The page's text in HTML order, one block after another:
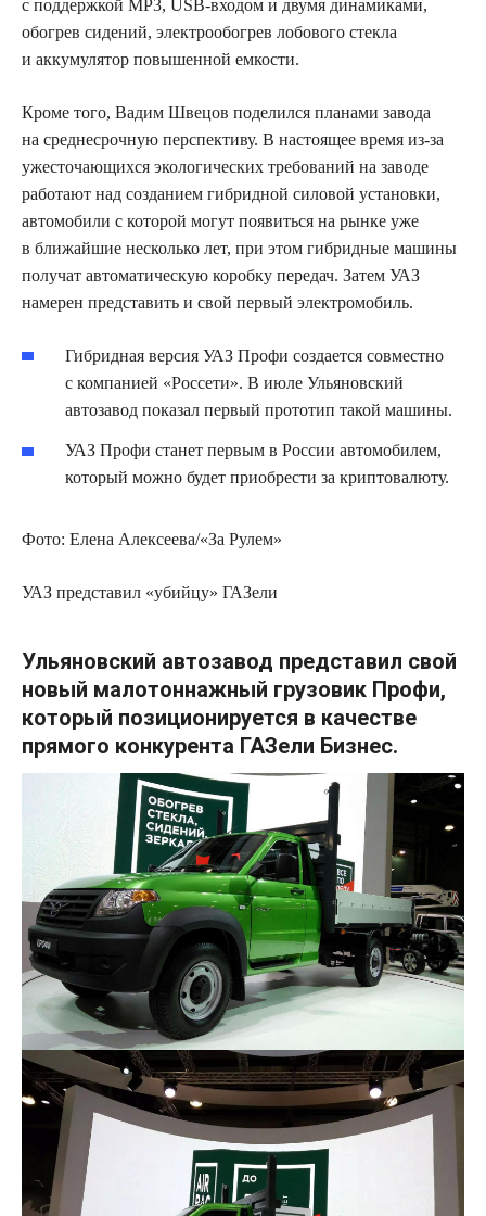
с поддержкой MP3, USB-входом и двумя динамиками,
обогрев сидений, электрообогрев лобового стекла
и аккумулятор повышенной емкости.
Кроме того, Вадим Швецов поделился планами завода
на среднесрочную перспективу. В настоящее время из-за
ужесточающихся экологических требований на заводе
работают над созданием гибридной силовой установки,
автомобили с которой могут появиться на рынке уже
в ближайшие несколько лет, при этом гибридные машины
получат автоматическую коробку передач. Затем УАЗ
намерен представить и свой первый электромобиль.
Гибридная версия УАЗ Профи создается совместно
с компанией «Россети». В июле Ульяновский
автозавод показал первый прототип такой машины.
УАЗ Профи станет первым в России автомобилем,
который можно будет приобрести за криптовалюту.
Фото: Елена Алексеева/«За Рулем»
УАЗ представил «убийцу» ГАЗели
Ульяновский автозавод представил свой
новый малотоннажный грузовик Профи,
который позиционируется в качестве
прямого конкурента ГАЗели Бизнес.